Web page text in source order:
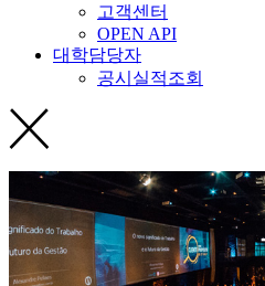
고객센터
OPEN API
대학담당자
공시실적조회